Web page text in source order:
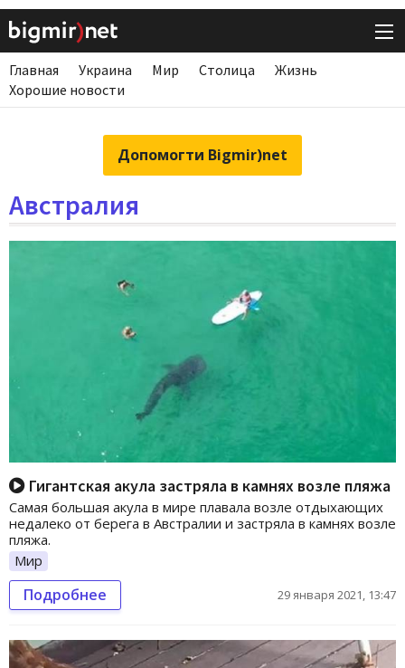
Главная Украина Мир Столица
Жизнь
Хорошие новости
Допомогти Bigmir)net
Австралия
Гигантская акула застряла в камнях возле пляжа
Самая большая акула в мире плавала возле отдыхающих
недалеко от берега в Австралии и застряла в камнях возле
пляжа.
Мир
Подробнее 29 января 2021, 13:47